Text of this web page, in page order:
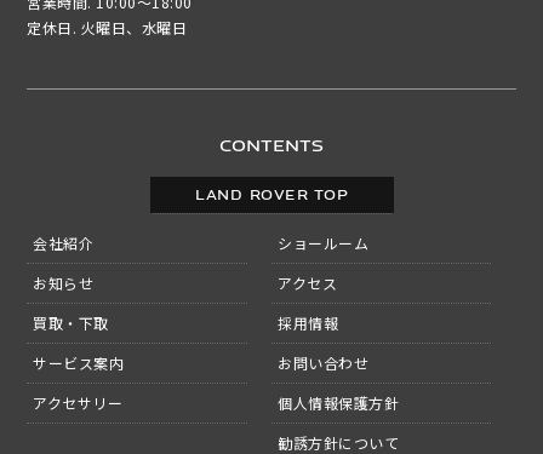
CONTENTS
LAND ROVER TOP
会社紹介
お知らせ
買取・下取
サービス案内
アクセサリー
ショールーム
アクセス
採用情報
お問い合わせ
個人情報保護方針
勧誘方針について
定休日. 火曜日、水曜日